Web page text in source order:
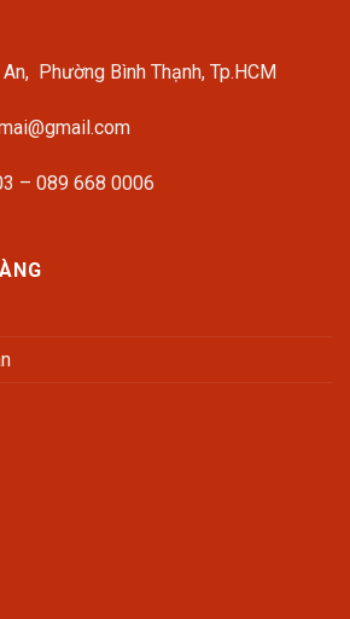
Phường Bình Thạnh, Tp.HCM
– 089 668 0006